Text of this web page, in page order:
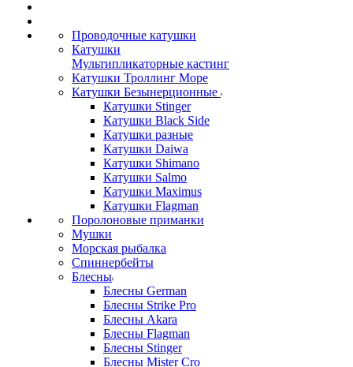
Проводочные катушки
Катушки
Мультипликаторные кастинг
Катушки Троллинг Море
Катушки Безынерционные
Катушки Stinger
Катушки Black Side
Катушки разные
Катушки Daiwa
Катушки Shimano
Катушки Salmo
Катушки Maximus
Катушки Flagman
Поролоновые приманки
Мушки
Морская рыбалка
Спиннербейты
Блесны
Блесны German
Блесны Strike Pro
Блесны Akara
Блесны Flagman
Блесны Stinger
Блесны Mister Cro